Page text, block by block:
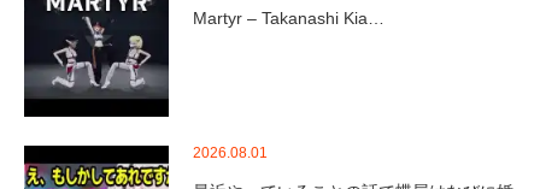
Martyr – Takanashi Kia…
2026.08.01